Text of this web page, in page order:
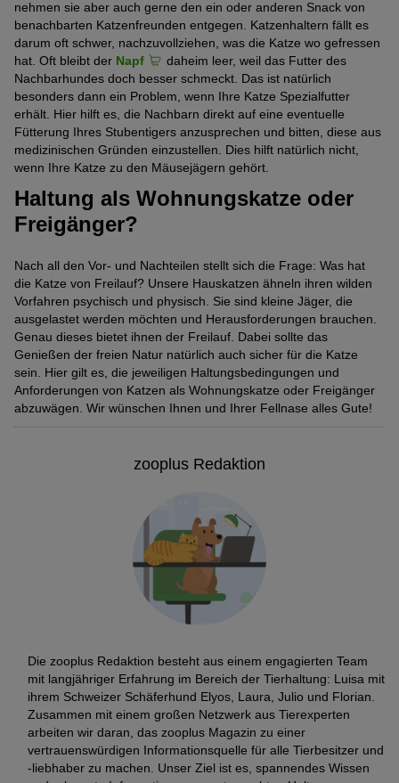
nehmen sie aber auch gerne den ein oder anderen Snack von
benachbarten Katzenfreunden entgegen. Katzenhaltern fällt es
darum oft schwer, nachzuvollziehen, was die Katze wo gefressen
hat. Oft bleibt der Napf
daheim leer, weil das Futter des
Nachbarhundes doch besser schmeckt. Das ist natürlich
besonders dann ein Problem, wenn Ihre Katze Spezialfutter
erhält. Hier hilft es, die Nachbarn direkt auf eine eventuelle
Fütterung Ihres Stubentigers anzusprechen und bitten, diese aus
medizinischen Gründen einzustellen. Dies hilft natürlich nicht,
wenn Ihre Katze zu den Mäusejägern gehört.
Haltung als Wohnungskatze oder
Freigänger?
Nach all den Vor- und Nachteilen stellt sich die Frage: Was hat
die Katze von Freilauf? Unsere Hauskatzen ähneln ihren wilden
Vorfahren psychisch und physisch. Sie sind kleine Jäger, die
ausgelastet werden möchten und Herausforderungen brauchen.
Genau dieses bietet ihnen der Freilauf. Dabei sollte das
Genießen der freien Natur natürlich auch sicher für die Katze
sein. Hier gilt es, die jeweiligen Haltungsbedingungen und
Anforderungen von Katzen als Wohnungskatze oder Freigänger
abzuwägen. Wir wünschen Ihnen und Ihrer Fellnase alles Gute!
zooplus Redaktion
Die zooplus Redaktion besteht aus einem engagierten Team
mit langjähriger Erfahrung im Bereich der Tierhaltung: Luisa mit
ihrem Schweizer Schäferhund Elyos, Laura, Julio und Florian.
Zusammen mit einem großen Netzwerk aus Tierexperten
arbeiten wir daran, das zooplus Magazin zu einer
vertrauenswürdigen Informationsquelle für alle Tierbesitzer und
-liebhaber zu machen. Unser Ziel ist es, spannendes Wissen